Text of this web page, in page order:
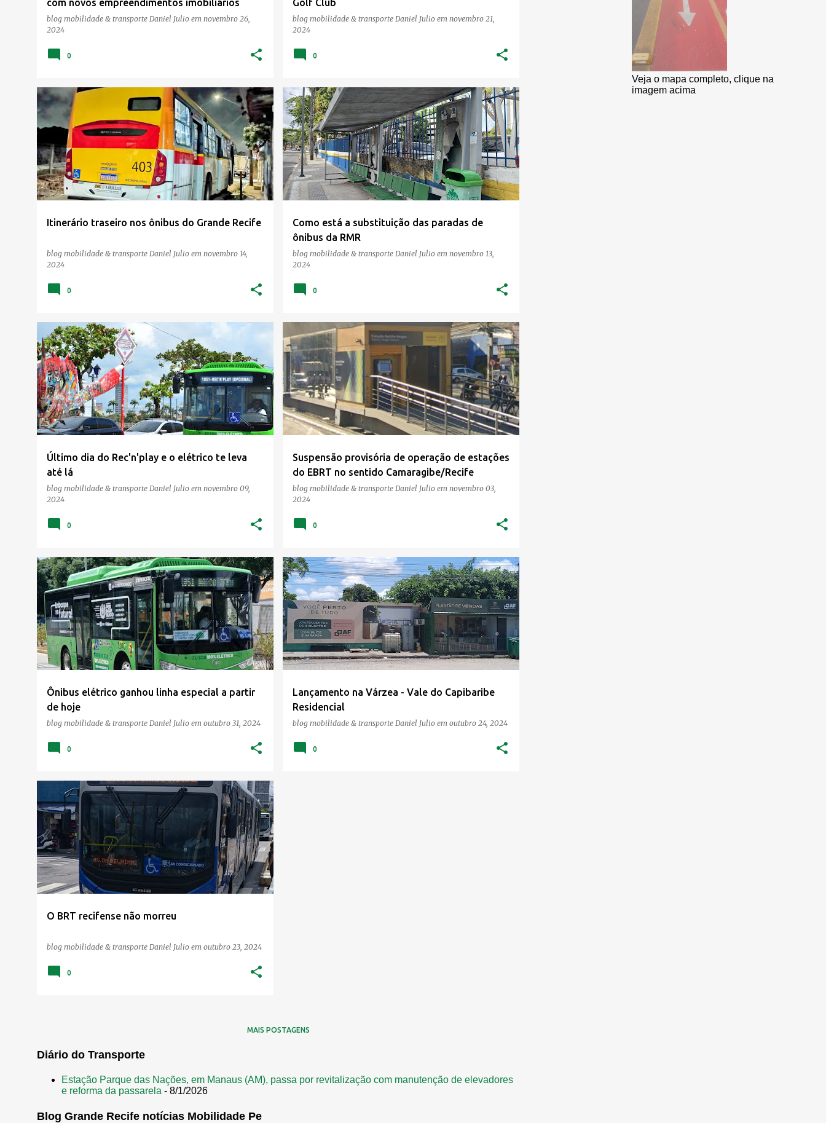
blog mobilidade & transporte Daniel Julio em novembro 26,
2024
0
blog mobilidade & transporte Daniel Julio em novembro 21,
2024
0
Itinerário traseiro nos ônibus do Grande Recife
blog mobilidade & transporte Daniel Julio em novembro 14,
2024
0
Como está a substituição das paradas de
ônibus da RMR
blog mobilidade & transporte Daniel Julio em novembro 13,
2024
0
Último dia do Rec'n'play e o elétrico te leva
até lá
blog mobilidade & transporte Daniel Julio em novembro 09,
2024
0
Suspensão provisória de operação de estações
do EBRT no sentido Camaragibe/Recife
blog mobilidade & transporte Daniel Julio em novembro 03,
2024
0
Ônibus elétrico ganhou linha especial a partir
de hoje
blog mobilidade & transporte Daniel Julio em outubro 31, 2024
0
Lançamento na Várzea - Vale do Capibaribe
Residencial
blog mobilidade & transporte Daniel Julio em outubro 24, 2024
0
O BRT recifense não morreu
blog mobilidade & transporte Daniel Julio em outubro 23, 2024
0
MAIS POSTAGENS
Diário do Transporte
Estação Parque das Nações, em Manaus (AM), passa por revitalização com manutenção de elevadores
e reforma da passarela - 8/1/2026
Blog Grande Recife notícias Mobilidade Pe
Veja o mapa completo, clique na
imagem acima